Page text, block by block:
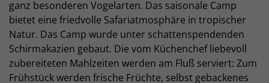
ganz besonderen Vogelarten. Das saisonale Camp
bietet eine friedvolle Safariatmosphäre in tropischer
Natur. Das Camp wurde unter schattenspendenden
Schirmakazien gebaut. Die vom Küchenchef liebevoll
zubereiteten Mahlzeiten werden am Fluß serviert: Zum
Frühstück werden frische Früchte, selbst gebackenes